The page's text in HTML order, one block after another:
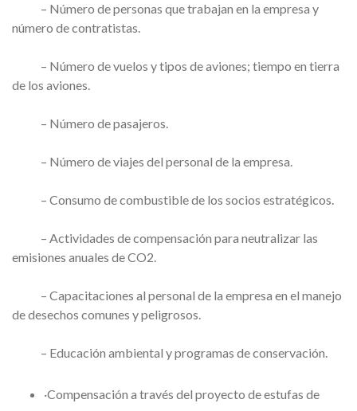
– Número de personas que trabajan en la empresa y
número de contratistas.
– Número de vuelos y tipos de aviones; tiempo en tierra
de los aviones.
– Número de pasajeros.
– Número de viajes del personal de la empresa.
– Consumo de combustible de los socios estratégicos.
– Actividades de compensación para neutralizar las
emisiones anuales de CO2.
– Capacitaciones al personal de la empresa en el manejo
de desechos comunes y peligrosos.
– Educación ambiental y programas de conservación.
·Compensación a través del proyecto de estufas de